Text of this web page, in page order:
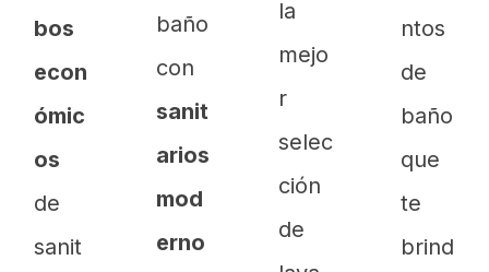
bos
econ
ómic
os
de
sanit
baño
con
sanit
arios
mod
erno
la
mejo
r
selec
ción
de
ntos
de
baño
que
te
brind